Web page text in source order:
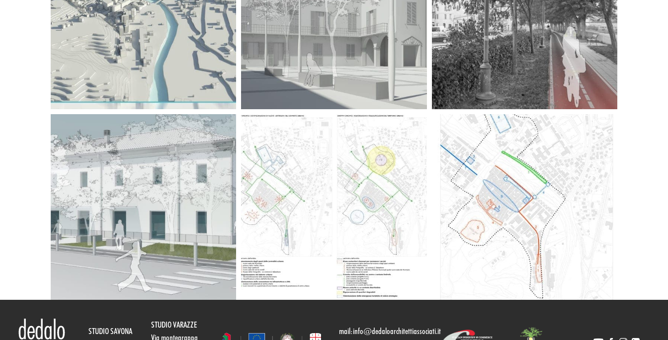
STUDIO SAVONA
STUDIO VARAZZE
Via montegrappa
mail:info@dedaloarchitettiassociati.it